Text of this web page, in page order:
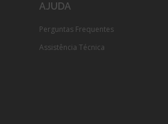
AJUDA
Perguntas Frequentes
Assistência Técnica